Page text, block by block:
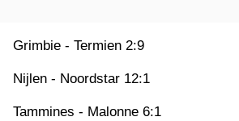
Grimbie - Termien 2:9
Nijlen - Noordstar 12:1
Tammines - Malonne 6:1